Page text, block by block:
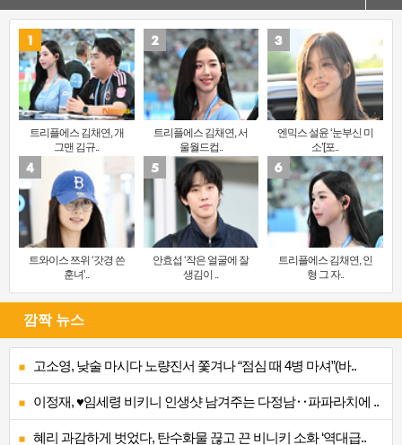
트리플에스 김채연, 개
그맨 김규..
트리플에스 김채연, 서
울월드컵..
엔믹스 설윤 ‘눈부신 미
소’[포..
트와이스 쯔위 ‘갓경 쓴
훈녀’..
안효섭 ‘작은 얼굴에 잘
생김이 ..
트리플에스 김채연, 인
형 그 자..
깜짝 뉴스
고소영, 낮술 마시다 노량진서 쫓겨나 “점심 때 4병 마셔”(바..
이정재, ♥임세령 비키니 인생샷 남겨주는 다정남‥파파라치에 ..
혜리 과감하게 벗었다, 탄수화물 끊고 끈 비니키 소화 ‘역대급..